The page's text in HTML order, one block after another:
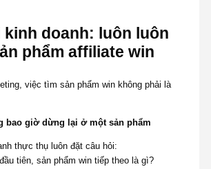
doanh: luôn luôn
phẩm affiliate win
việc tìm sản phẩm win không phải là
bao giờ dừng lại ở một sản phẩm
thực thụ luôn đặt câu hỏi:
tiên, sản phẩm win tiếp theo là gì?